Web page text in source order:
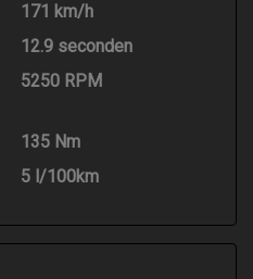
171 km/h
12.9 seconden
5250 RPM
135 Nm
5 l/100km